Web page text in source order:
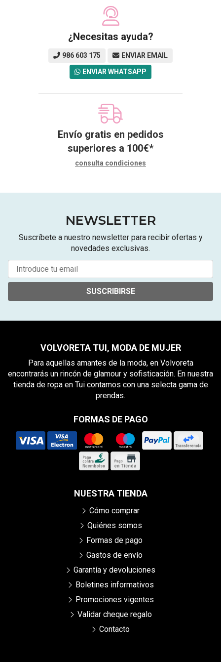
¿Necesitas ayuda?
986 603 175 ENVIAR EMAIL
ENVIAR WHATSAPP
Envío gratis en pedidos
superiores a 100€*
consulta condiciones
NEWSLETTER
Suscríbete a nuestro newsletter para recibir ofertas y
novedades exclusivas.
SUSCRIBIRSE
VOLVORETA TUI, MODA DE MUJER
Para aquellas amantes de la moda, en Volvoreta
encontrarás un rincón de glamour y sofisticación. En nuestra
tienda de ropa en Tui contamos con una selecta gama de
prendas.
FORMAS DE PAGO
NUESTRA TIENDA
Cómo comprar
Quiénes somos
Formas de pago
Gastos de envío
Garantía y devoluciones
Boletines informativos
Promociones vigentes
Validar cheque regalo
Contacto